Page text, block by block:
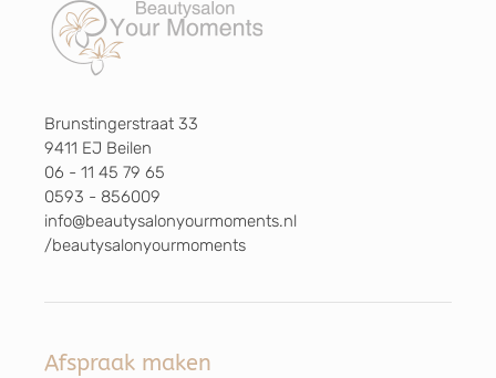
Brunstingerstraat 33
9411 EJ Beilen
06 - 11 45 79 65
0593 - 856009
info@beautysalonyourmoments.nl
/beautysalonyourmoments
Afspraak maken